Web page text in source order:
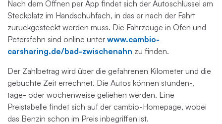
Nach dem Öffnen per App findet sich der Autoschlüssel am
Steckplatz im Handschuhfach, in das er nach der Fahrt
zurückgesteckt werden muss. Die Fahrzeuge in Ofen und
Petersfehn sind online unter www.cambio-
carsharing.de/bad-zwischenahn zu finden.
Der Zahlbetrag wird über die gefahrenen Kilometer und die
gebuchte Zeit errechnet. Die Autos können stunden-,
tage- oder wochenweise geliehen werden. Eine
Preistabelle findet sich auf der cambio-Homepage, wobei
das Benzin schon im Preis inbegriffen ist.